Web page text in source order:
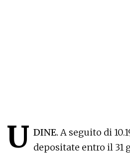
U DINE. A seguito di
depositate entro il 31